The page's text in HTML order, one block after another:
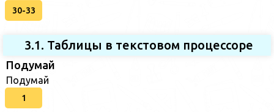
30-33
3.1. Таблицы в текстовом процессоре
Подумай
Подумай
1